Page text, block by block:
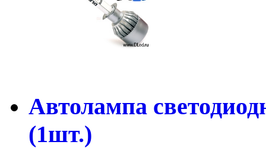
Автолампа
(1шт.)